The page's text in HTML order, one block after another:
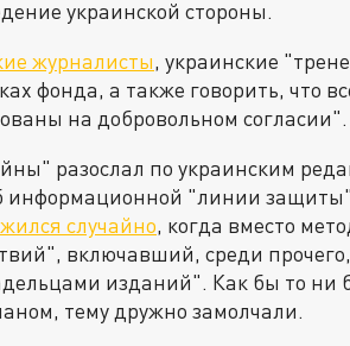
украинской стороны.
журналисты, украинские
фонда, а также говорить, что
на добровольном согласии".
разослал по украинским
информационной "линии
случайно, когда вместо
включавший, среди
изданий". Как бы то ни
тему дружно замолчали.